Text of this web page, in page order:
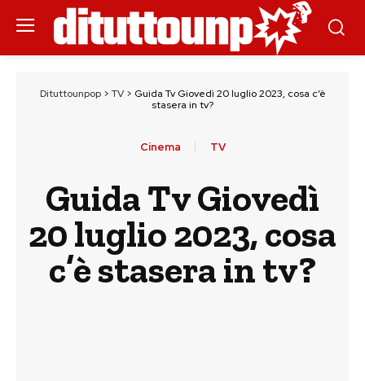
Dituttounpop> TV> Guida Tv Giovedì 20 luglio 2023, cosa c’è
stasera in tv?
Cinema TV
Guida Tv Giovedì
20 luglio 2023, cosa
c’è stasera in tv?